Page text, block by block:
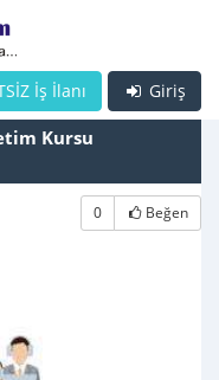
Giriş
İş İlanı
Kursu
0 Beğen